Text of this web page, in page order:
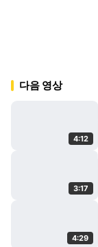
다음 영상
4:12
3:17
4:29